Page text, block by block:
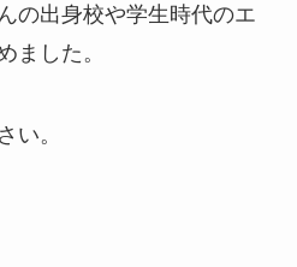
の出身校や学生時代のエ
ました。
い。